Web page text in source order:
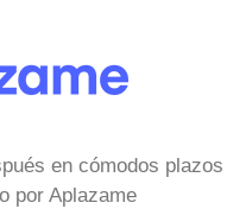
en cómodos plazos
por Aplazame